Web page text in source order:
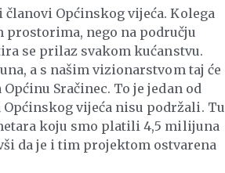
Općinskog vijeća. Kolega
nego na području
se prilaz svakom kućanstvu.
a s našim vizionarstvom taj će
Sračinec. To je jedan od
vijeća nisu podržali. Tu
koju smo platili 4,5 milijuna
da je i tim projektom ostvarena